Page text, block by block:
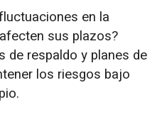
en la
sus plazos?
de respaldo y planes de
los riesgos bajo